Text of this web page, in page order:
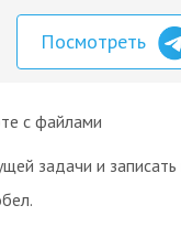
Посмотреть
с файлами
задачи и